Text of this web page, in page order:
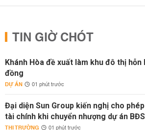
TIN GIỜ CHÓT
Khánh Hòa đề xuất làm khu đô thị hỗn
đồng
DỰ ÁN 01 phút trước
Đại diện Sun Group kiến nghị cho
tài chính khi chuyển nhượng dự án BĐS
THỊ TRƯỜNG 01 phút trước